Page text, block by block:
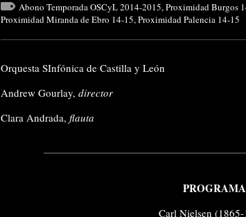
Abono Temporada OSCyL 2014-2015,Proximidad Burgos
Proximidad Miranda de Ebro 14-15,Proximidad Palencia 14-15
Orquesta SInfónica de Castilla y León
Andrew Gourlay, director
Clara Andrada, flauta
PROGRAMA
Carl Nielsen